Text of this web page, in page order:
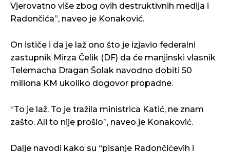
Vjerovatno više zbog ovih destruktivnih medija i
Radončića”, naveo je Konaković.
On ističe i da je laž ono što je izjavio federalni
zastupnik Mirza Čelik (DF) da će manjinski vlasnik
Telemacha Dragan Šolak navodno dobiti 50
miliona KM ukoliko dogovor propadne.
“To je laž. To je tražila ministrica Katić, ne znam
zašto. Ali to nije prošlo”, naveo je Konaković.
Dalje navodi kako su “pisanje Radončićevih i